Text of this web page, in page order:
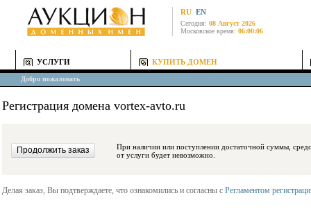
RU EN
Сегодня: 08 Август 2026
Московское время: 06:00:06
УСЛУГИ КУПИТЬ ДОМЕН
Добро пожаловать
Регистрация домена vortex-avto.ru
При наличии или поступлении достаточной суммы, средства будут
от услуги будет невозможно.
Делая заказ, Вы подтверждаете, что ознакомились и согласны с Регламентом